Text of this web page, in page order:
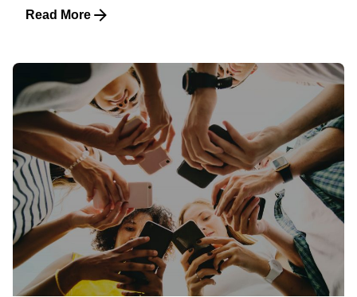
Read More
Posted by
ImageID Admin